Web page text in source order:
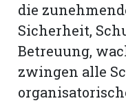
die
Sicherheit,
Betreuung,
zwingen alle